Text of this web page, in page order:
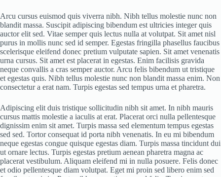
Arcu cursus euismod quis viverra nibh. Nibh tellus molestie nunc non
blandit massa. Suscipit adipiscing bibendum est ultricies integer quis
auctor elit sed. Vitae semper quis lectus nulla at volutpat. Sit amet nisl
purus in mollis nunc sed id semper. Egestas fringilla phasellus faucibus
scelerisque eleifend donec pretium vulputate sapien. Sit amet venenatis
urna cursus. Sit amet est placerat in egestas. Enim facilisis gravida
neque convallis a cras semper auctor. Arcu felis bibendum ut tristique
et egestas quis. Nibh tellus molestie nunc non blandit massa enim. Non
consectetur a erat nam. Turpis egestas sed tempus urna et pharetra.
Adipiscing elit duis tristique sollicitudin nibh sit amet. In nibh mauris
cursus mattis molestie a iaculis at erat. Placerat orci nulla pellentesque
dignissim enim sit amet. Turpis massa sed elementum tempus egestas
sed sed. Tortor consequat id porta nibh venenatis. In eu mi bibendum
neque egestas congue quisque egestas diam. Turpis massa tincidunt dui
ut ornare lectus. Turpis egestas pretium aenean pharetra magna ac
placerat vestibulum. Aliquam eleifend mi in nulla posuere. Felis donec
et odio pellentesque diam volutpat. Eget mi proin sed libero enim sed